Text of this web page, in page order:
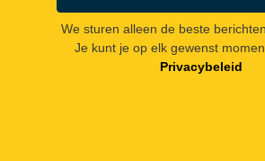
We sturen alleen de beste
Je kunt je op elk gewenst
Privacybeleid